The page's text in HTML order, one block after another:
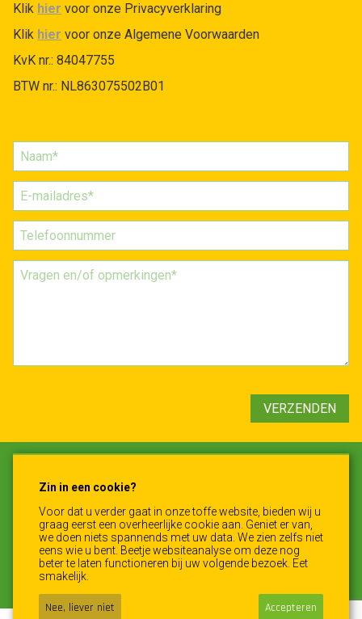
Klik hier voor onze Privacyverklaring
Klik hier voor onze Algemene Voorwaarden
KvK nr.: 84047755
BTW nr.: NL863075502B01
VERZENDEN
Oldemarkt Recycling BV
0561 452852 - 06 5555 7544-info@oldemarkt-
recycling.nl
Zin in een cookie?
Voor dat u verder gaat in onze toffe website, bieden wij u
graag eerst een overheerlijke cookie aan. Geniet er van,
we doen niets spannends met uw data. We zien zelfs niet
eens wie u bent. Beetje websiteanalyse om deze nog
beter te laten functioneren bij uw volgende bezoek. Eet
smakelijk.
Nee, liever niet Accepteren